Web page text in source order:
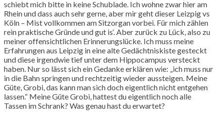
schiebt mich bitte in keine Schublade. Ich wohne zwar hier am
Rhein und dass auch sehr gerne, aber mir geht dieser Leizpig vs
Köln – Mist vollkommen am Sitzorgan vorbei. Für mich zählen
rein praktische Gründe und gut is‘. Aber zurück zu Lück, also zu
meiner offensichtlichen Erinnerungslücke. Ich muss meine
Erfahrungen aus Leipzig in eine alte Gedächtniskiste gesteckt
und diese irgendwie tief unter dem Hippocampus versteckt
haben. Nur so lässt sich ein Gedanke erklären wie: „ich muss nur
in die Bahn springen und rechtzeitig wieder aussteigen. Meine
Güte, Grobi, das kann man sich doch eigentlich nicht entgehen
lassen.“ Meine Güte Grobi, hattest du eigentlich noch alle
Tassen im Schrank? Was genau hast du erwartet?